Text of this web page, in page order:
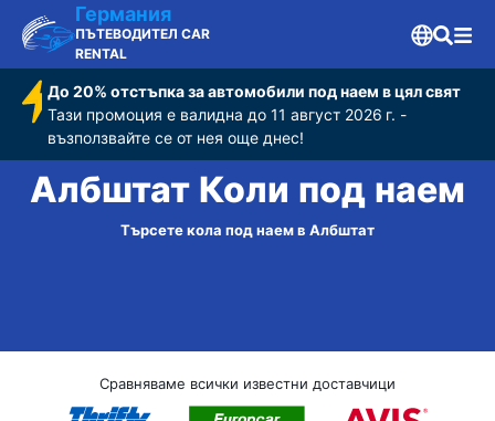
Германия
ПЪТЕВОДИТЕЛ CAR
RENTAL
До 20% отстъпка за автомобили под наем в цял свят
Тази промоция е валидна до 11 август 2026 г. -
възползвайте се от нея още днес!
Албштат Коли под наем
Търсете кола под наем в Албштат
Сравняваме всички известни доставчици